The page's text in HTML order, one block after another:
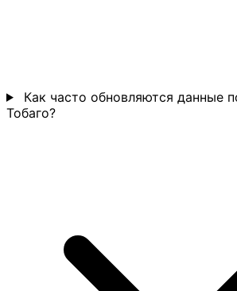
Как часто обновляются данные
Тобаго?